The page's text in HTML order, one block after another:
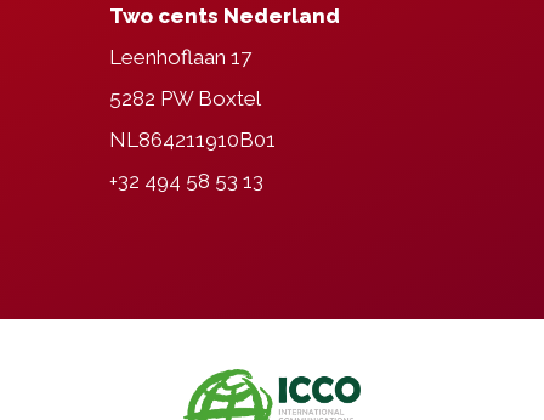
Two cents Nederland
Leenhoflaan 17
5282 PW Boxtel
NL864211910B01
+32 494 58 53 13